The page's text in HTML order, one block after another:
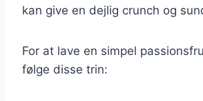
kan give en dejlig crunch og
For at lave en simpel
følge disse trin: